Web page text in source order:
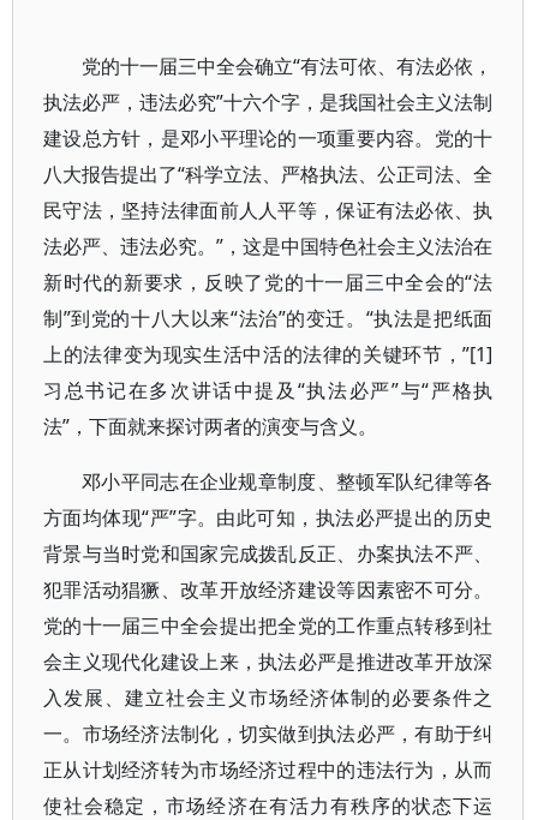
党的十一届三中全会确立“有法可依、有法必依，
执法必严，违法必究”十六个字，是我国社会主义法制
建设总方针，是邓小平理论的一项重要内容。党的十
八大报告提出了“科学立法、严格执法、公正司法、全
民守法，坚持法律面前人人平等，保证有法必依、执
法必严、违法必究。”，这是中国特色社会主义法治在
新时代的新要求，反映了党的十一届三中全会的“法
制”到党的十八大以来“法治”的变迁。“执法是把纸面
上的法律变为现实生活中活的法律的关键环节，”[1]
习总书记在多次讲话中提及“执法必严”与“严格执
法”，下面就来探讨两者的演变与含义。
邓小平同志在企业规章制度、整顿军队纪律等各
方面均体现“严”字。由此可知，执法必严提出的历史
背景与当时党和国家完成拨乱反正、办案执法不严、
犯罪活动猖獗、改革开放经济建设等因素密不可分。
党的十一届三中全会提出把全党的工作重点转移到社
会主义现代化建设上来，执法必严是推进改革开放深
入发展、建立社会主义市场经济体制的必要条件之
一。市场经济法制化，切实做到执法必严，有助于纠
正从计划经济转为市场经济过程中的违法行为，从而
使社会稳定，市场经济在有活力有秩序的状态下运